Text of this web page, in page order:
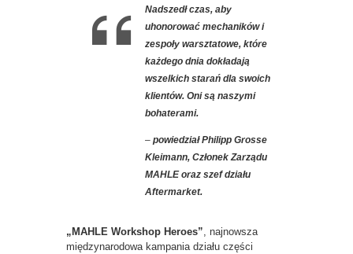
Nadszedł czas, aby
uhonorować mechaników i
zespoły warsztatowe, które
każdego dnia dokładają
wszelkich starań dla swoich
klientów. Oni są naszymi
bohaterami.
– powiedział Philipp Grosse
Kleimann, Członek Zarządu
MAHLE oraz szef działu
Aftermarket.
„MAHLE Workshop Heroes” , najnowsza
międzynarodowa kampania działu części